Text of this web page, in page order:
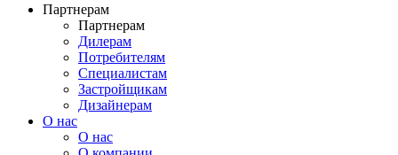
Партнерам
Партнерам
Дилерам
Потребителям
Специалистам
Застройщикам
Дизайнерам
О нас
О нас